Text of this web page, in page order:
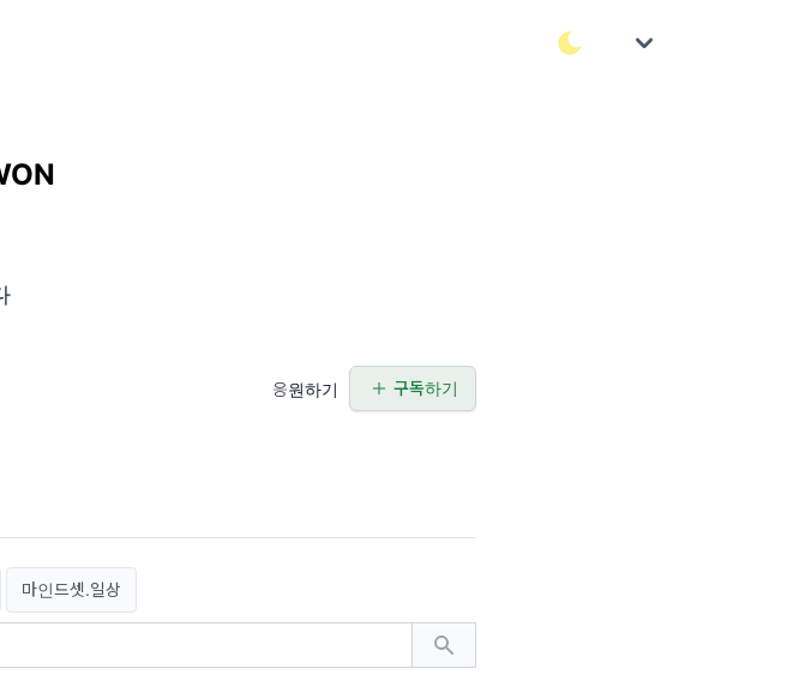
응원하기 구독하기
마인드셋.일상